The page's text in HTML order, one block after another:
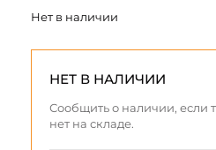
Нет в наличии
НЕТ В НАЛИЧИИ
Сообщить о наличии, если
нет на складе.